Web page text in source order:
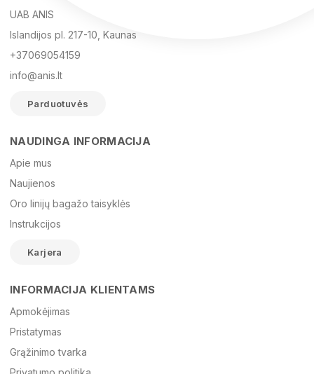
El. paštas
Žinutė
UAB ANIS
Islandijos pl. 217-10, Kaunas
+37069054159
info@anis.lt
Parduotuvės
NAUDINGA INFORMACIJA
Apie mus
Naujienos
Oro linijų bagažo taisyklės
Instrukcijos
Karjera
INFORMACIJA KLIENTAMS
Apmokėjimas
Pristatymas
Grąžinimo tvarka